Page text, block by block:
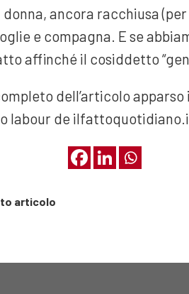
ancora racchiusa
e compagna. E se
affinché il cosiddetto
dell’articolo
labour de
articolo